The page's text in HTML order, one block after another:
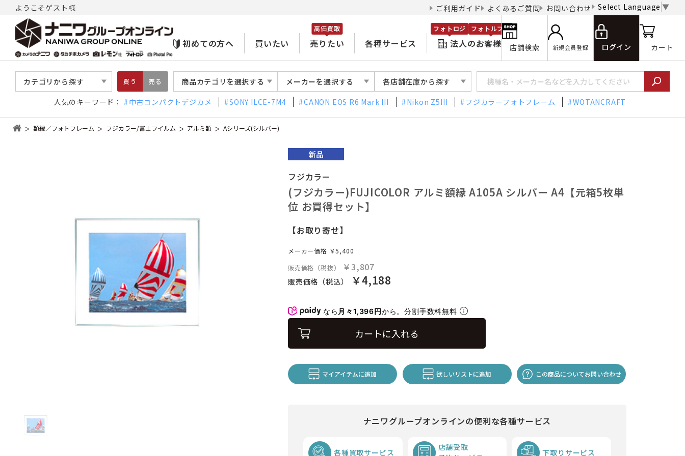
ようこそゲスト様 ご利用ガイド よくあるご質問 お問い合わせ Select Language ▼
初めての方へ 買いたい 売りたい
高価買取
各種サービス 法人のお客様
フォトロジ フォトルプロ
店舗検索 新規会員登録 ログイン カート
カテゴリから探す 買う 売る 商品カテゴリを選択する メーカーを選択する 各店舗在庫から探す
人気のキーワード： 中古コンパクトデジカメ SONY ILCE-7M4 CANON EOS R6 Mark III Nikon Z5III フジカラーフォトフレーム WOTANCRAFT
額縁／フォトフレーム フジカラー/富士フイルム アルミ額 Aシリーズ(シルバー)
フジカラー
(フジカラー)FUJICOLOR アルミ額縁 A105A シルバー A4【元箱5枚単
位 お買得セット】
【お取り寄せ】
メーカー価格 ￥5,400
販売価格（税抜）
￥3,807
販売価格（税込） ￥4,188
なら 月々1,396円から。分割手数料無料
カートに入れる
マイアイテムに追加 欲しいリストに追加 この商品についてお問い合わせ
ナニワグループオンラインの便利な各種サービス
各種買取サービス
店舗受取
下取りサービス